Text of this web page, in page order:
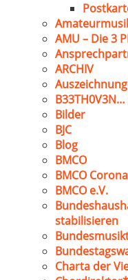
AMU – Die 3
ARCHIV
Bilder
BJC
Blog
BMCO
BMCO
BMCO e.V.
stabilisieren
Charta der